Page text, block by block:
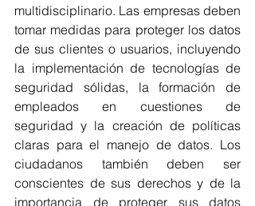
multidisciplinario. Las empresas deben
tomar medidas para proteger los datos
de sus clientes o usuarios, incluyendo
la implementación de tecnologías de
seguridad sólidas, la formación de
empleados en cuestiones de
seguridad y la creación de políticas
claras para el manejo de datos. Los
ciudadanos también deben ser
conscientes de sus derechos y de la
importancia de proteger sus datos